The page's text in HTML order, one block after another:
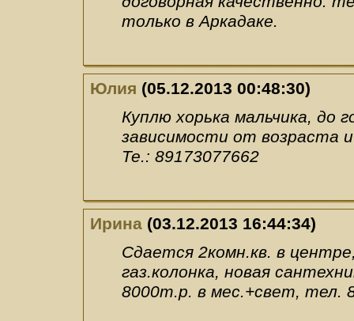
только в Аркадаке.
Юлия (05.12.2013 00:48:30)
Куплю хорька мальчика, до
зависимости от возраста и
Те.: 89173077662
Ирина (03.12.2013 16:44:34)
Сдается 2комн.кв. в
газ.колонка, новая
8000т.р. в мес.+свет, тел.